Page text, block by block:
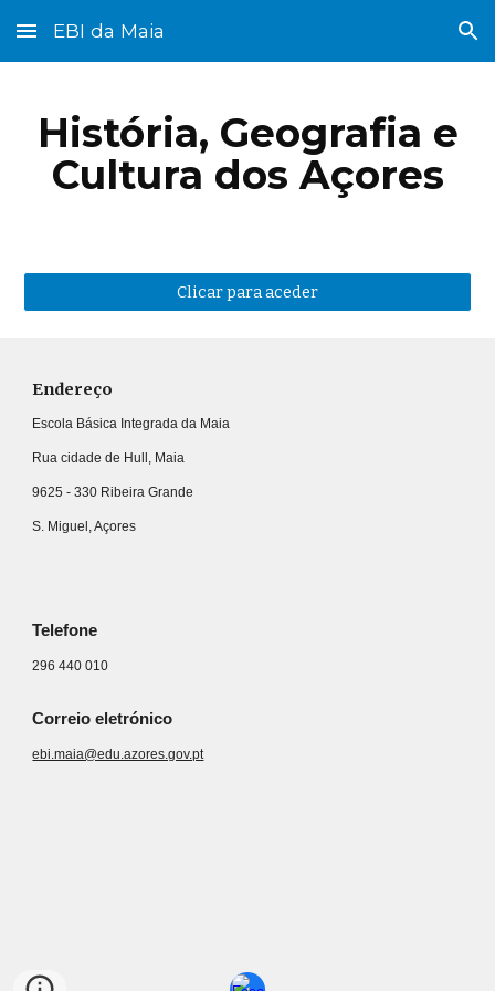
Skip to main content Skip to navigation
EBI da Maia
História, Geografia e
Cultura dos Açores
Clicar para aceder
Endereço
Escola Básica Integrada da Maia
Rua cidade de Hull, Maia
9625 - 330 Ribeira Grande
S. Miguel, Açores
Telefone
296 440 010
Correio eletrónico
ebi.maia@edu.azores.gov.pt